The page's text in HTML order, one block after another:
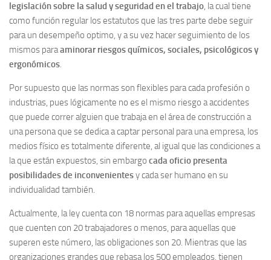
legislación sobre la salud y seguridad en el trabajo, la cual tiene
como función regular los estatutos que las tres parte debe seguir
para un desempeño optimo, y a su vez hacer seguimiento de los
mismos paraaminorar riesgos químicos, sociales, psicológicos y
ergonómicos.
Por supuesto que las normas son flexibles para cada profesión o
industrias, pues lógicamente no es el mismo riesgo a accidentes
que puede correr alguien que trabaja en el área de construcción a
una persona que se dedica a captar personal para una empresa, los
medios físico es totalmente diferente, al igual que las condiciones a
la que están expuestos, sin embargo cada oficio presenta
posibilidades de inconvenientesy cada ser humano en su
individualidad también.
Actualmente, la ley cuenta con 18 normas para aquellas empresas
que cuenten con 20 trabajadores o menos, para aquellas que
superen este número, las obligaciones son 20. Mientras que las
organizaciones grandes que rebasa los 500 empleados, tienen